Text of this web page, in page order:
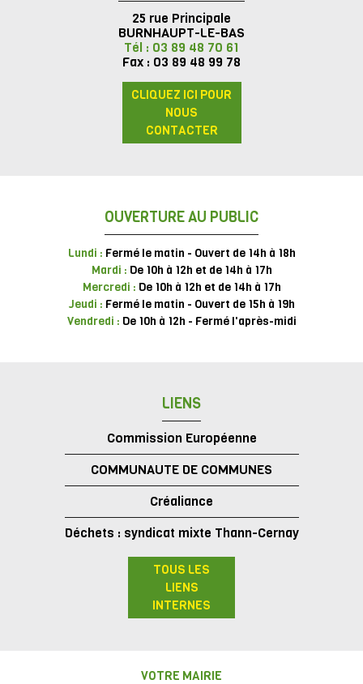
25 rue Principale
BURNHAUPT-LE-BAS
Tél : 03 89 48 70 61
Fax : 03 89 48 99 78
CLIQUEZ ICI POUR
NOUS
CONTACTER
OUVERTURE AU PUBLIC
Lundi : Fermé le matin - Ouvert de 14h à 18h
Mardi : De 10h à 12h et de 14h à 17h
Mercredi : De 10h à 12h et de 14h à 17h
Jeudi : Fermé le matin - Ouvert de 15h à 19h
Vendredi : De 10h à 12h - Fermé l'après-midi
LIENS
Commission Européenne
COMMUNAUTE DE COMMUNES
Créaliance
Déchets : syndicat mixte Thann-Cernay
TOUS LES
LIENS
INTERNES
VOTRE MAIRIE